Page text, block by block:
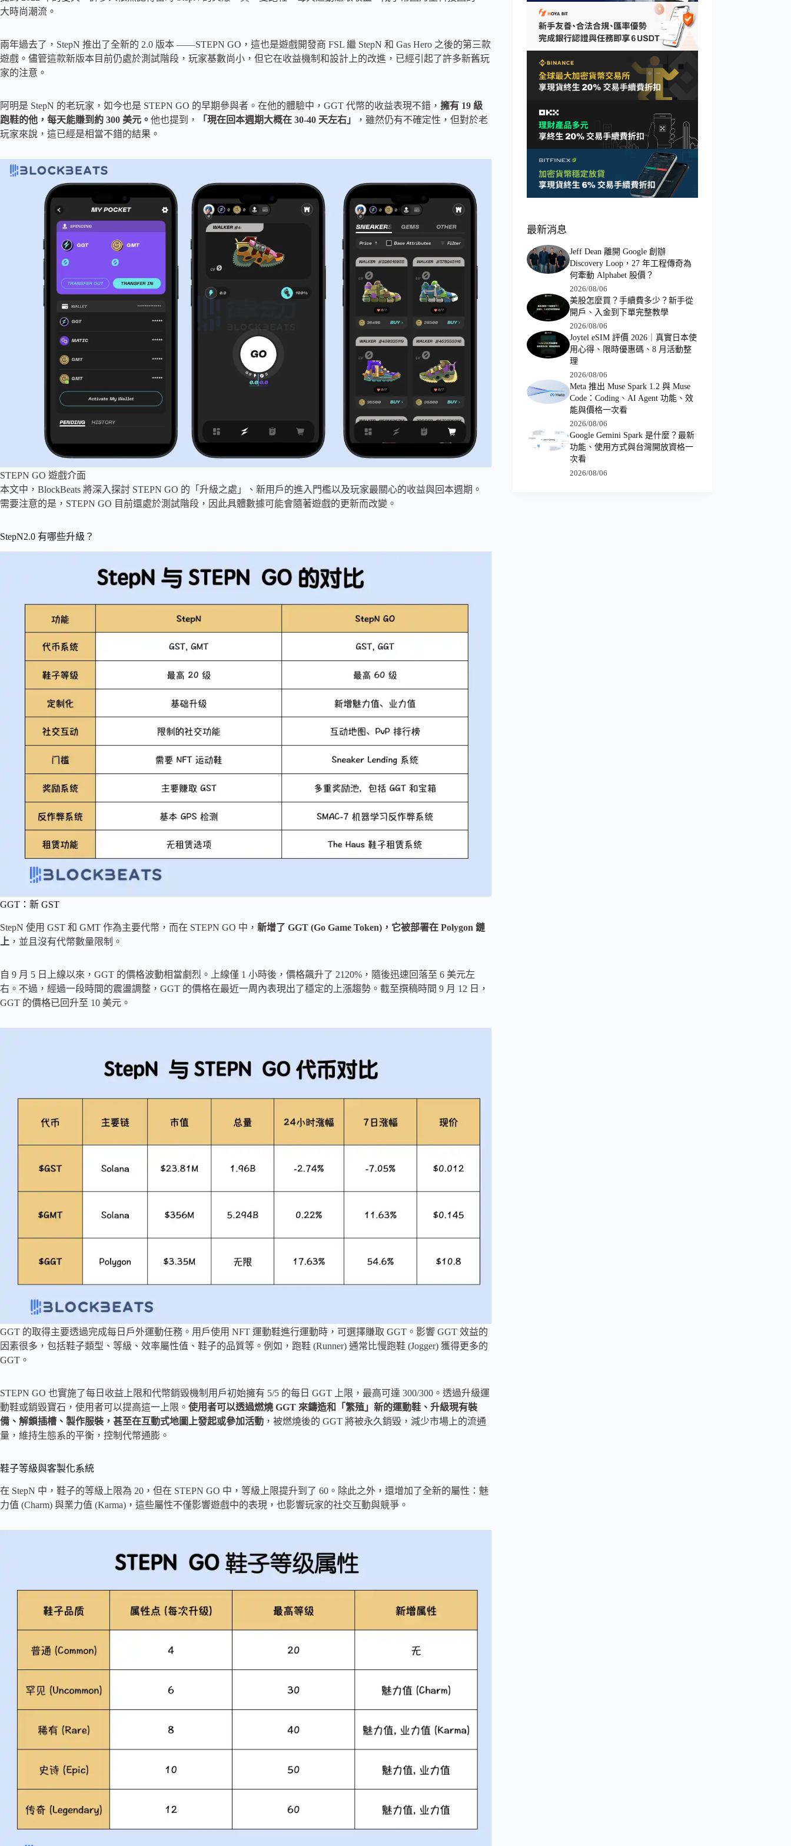
大時尚潮流。
兩年過去了，StepN 推出了全新的 2.0 版本 ——STEPN GO，這也是遊戲開發商 FSL 繼 StepN 和 Gas Hero 之後的第三款
遊戲。儘管這款新版本目前仍處於測試階段，玩家基數尚小，但它在收益機制和設計上的改進，已經引起了許多新舊玩
家的注意。
阿明是 StepN 的老玩家，如今也是 STEPN GO 的早期參與者。在他的體驗中，GGT 代幣的收益表現不錯， 擁有 19 級
跑鞋的他，每天能賺到約 300 美元。 他也提到， 「現在回本週期大概在 30-40 天左右」
，雖然仍有不確定性，但對於老
玩家來說，這已經是相當不錯的結果。
STEPN GO 遊戲介面
本文中，BlockBeats 將深入探討 STEPN GO 的「升級之處」、新用戶的進入門檻以及玩家最關心的收益與回本週期。
需要注意的是，STEPN GO 目前還處於測試階段，因此具體數據可能會隨著遊戲的更新而改變。
StepN2.0 有哪些升級？
GGT：新 GST
StepN 使用 GST 和 GMT 作為主要代幣，而在 STEPN GO 中， 新增了 GGT (Go Game Token)，它被部署在 Polygon 鏈
上 ，並且沒有代幣數量限制。
自 9 月 5 日上線以來，GGT 的價格波動相當劇烈。上線僅 1 小時後，價格飆升了 2120%，隨後迅速回落至 6 美元左
右。不過，經過一段時間的震盪調整，GGT 的價格在最近一周內表現出了穩定的上漲趨勢。截至撰稿時間 9 月 12 日，
GGT 的價格已回升至 10 美元。
GGT 的取得主要透過完成每日戶外運動任務。用戶使用 NFT 運動鞋進行運動時，可選擇賺取 GGT。影響 GGT 效益的
因素很多，包括鞋子類型、等級、效率屬性值、鞋子的品質等。例如，跑鞋 (Runner) 通常比慢跑鞋 (Jogger) 獲得更多的
GGT。
STEPN GO 也實施了每日收益上限和代幣銷毀機制用戶初始擁有 5/5 的每日 GGT 上限，最高可達 300/300。透過升級運
動鞋或銷毀寶石，使用者可以提高這一上限。 使用者可以透過燃燒 GGT 來鑄造和「繁殖」新的運動鞋、升級現有裝
備、解鎖插槽、製作服裝，甚至在互動式地圖上發起或參加活動 ，被燃燒後的 GGT 將被永久銷毀，減少市場上的流通
量，維持生態系的平衡，控制代幣通膨。
鞋子等級與客製化系統
在 StepN 中，鞋子的等級上限為 20，但在 STEPN GO 中，等級上限提升到了 60。除此之外，還增加了全新的屬性：魅
力值 (Charm) 與業力值 (Karma)，這些屬性不僅影響遊戲中的表現，也影響玩家的社交互動與競爭。
最新消息
Jeff Dean 離開 Google 創辦
Discovery Loop，27 年工程傳奇為
何牽動 Alphabet 股價？
2026/08/06
美股怎麼買？手續費多少？新手從
開戶、入金到下單完整教學
2026/08/06
Joytel eSIM 評價 2026｜真實日本使
用心得、限時優惠碼、8 月活動整
理
2026/08/06
Meta 推出 Muse Spark 1.2 與 Muse
Code：Coding、AI Agent 功能、效
能與價格一次看
2026/08/06
Google Gemini Spark 是什麼？最新
功能、使用方式與台灣開放資格一
次看
2026/08/06